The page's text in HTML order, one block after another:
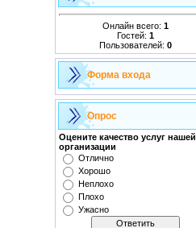
Онлайн всего: 1
Гостей: 1
Пользователей: 0
Форма входа
Опрос
Оцените качество услуг нашей
организации
Отлично
Хорошо
Неплохо
Плохо
Ужасно